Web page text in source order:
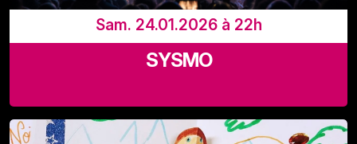
Sam. 24.01.2026 à 22h
SYSMO